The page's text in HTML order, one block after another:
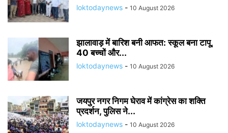
loktodaynews - 10 August 2026
झालावाड़ में बारिश बनी आफत: स्कूल बना टापू,
40 बच्चों और...
loktodaynews - 10 August 2026
जयपुर नगर निगम घेराव में कांग्रेस का शक्ति
प्रदर्शन, पुलिस ने...
loktodaynews - 10 August 2026